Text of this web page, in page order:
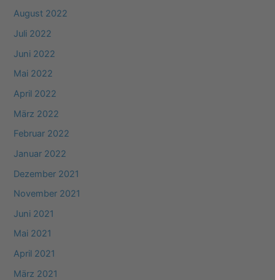
August 2022
Juli 2022
Juni 2022
Mai 2022
April 2022
März 2022
Februar 2022
Januar 2022
Dezember 2021
November 2021
Juni 2021
Mai 2021
April 2021
März 2021